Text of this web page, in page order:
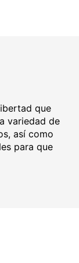
que
variedad de
así como
para que